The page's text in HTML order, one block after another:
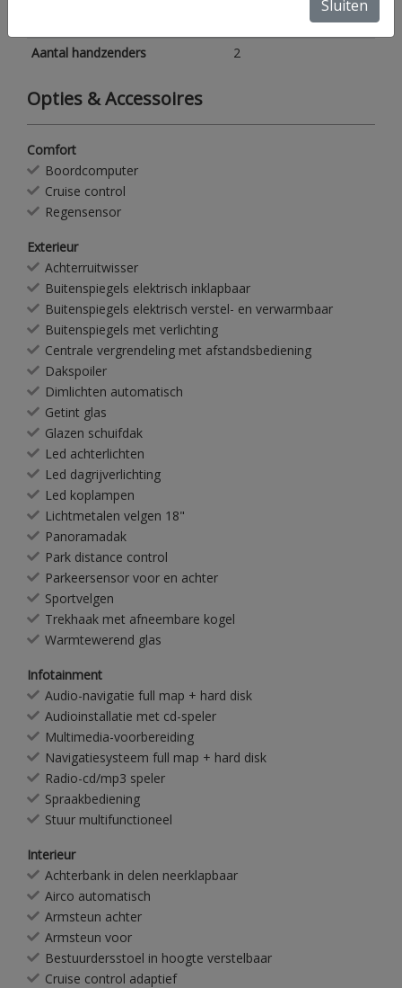
Aantal handzenders
2
Opties & Accessoires
Comfort
Boordcomputer
Cruise control
Regensensor
Exterieur
Achterruitwisser
Buitenspiegels elektrisch inklapbaar
Buitenspiegels elektrisch verstel- en verwarmbaar
Buitenspiegels met verlichting
Centrale vergrendeling met afstandsbediening
Dakspoiler
Dimlichten automatisch
Getint glas
Glazen schuifdak
Led achterlichten
Led dagrijverlichting
Led koplampen
Lichtmetalen velgen 18"
Panoramadak
Park distance control
Parkeersensor voor en achter
Sportvelgen
Trekhaak met afneembare kogel
Warmtewerend glas
Infotainment
Audio-navigatie full map + hard disk
Audioinstallatie met cd-speler
Multimedia-voorbereiding
Navigatiesysteem full map + hard disk
Radio-cd/mp3 speler
Spraakbediening
Stuur multifunctioneel
Interieur
Achterbank in delen neerklapbaar
Airco automatisch
Armsteun achter
Armsteun voor
Bestuurdersstoel in hoogte verstelbaar
Cruise control adaptief
Sluiten